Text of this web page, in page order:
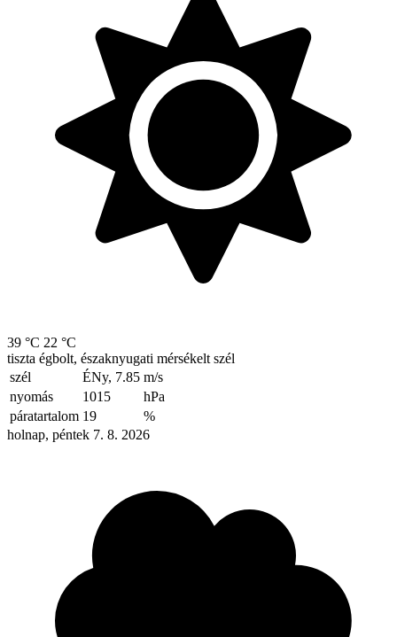
39 °C 22 °C
tiszta égbolt, északnyugati mérsékelt szél
szél
ÉNy, 7.85 m/s
nyomás
1015
hPa
páratartalom 19
%
holnap, péntek 7. 8. 2026